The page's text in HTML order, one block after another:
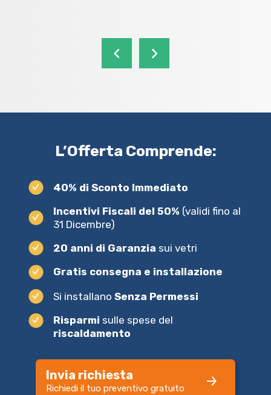
L’Offerta Comprende:
40% di Sconto Immediato
Incentivi Fiscali del 50% (validi fino al
31 Dicembre)
20 anni di Garanzia sui vetri
Gratis consegna e installazione
Si installano Senza Permessi
Risparmi sulle spese del
riscaldamento
Invia richiesta
Richiedi il tuo preventivo gratuito